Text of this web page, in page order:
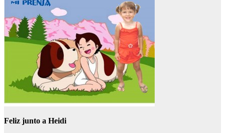
Feliz junto a Heidi